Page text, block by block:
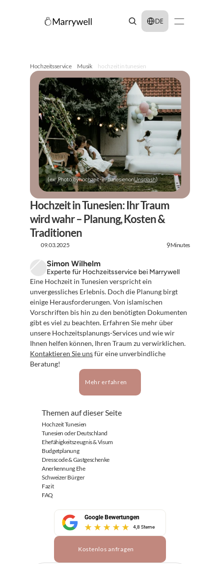
Select Language
DE
Hochzeitsservice Musik hochzeit in tunesien
(ex: Photo byhochzeit-in-tunesienonUnsplash)
Hochzeit in Tunesien: Ihr Traum
wird wahr – Planung, Kosten &
Traditionen
09.03.2025 9Minutes
Simon Wilhelm
Experte für Hochzeitsservice bei Marrywell
Eine Hochzeit in Tunesien verspricht ein
unvergessliches Erlebnis. Doch die Planung birgt
einige Herausforderungen. Von islamischen
Vorschriften bis hin zu den benötigten Dokumenten
gibt es viel zu beachten. Erfahren Sie mehr über
unsere Hochzeitsplanungs-Services und wie wir
Kontaktieren Sie uns für eine unverbindliche
Beratung!
Mehr erfahren
Themen auf dieser Seite
Hochzeit Tunesien
Tunesien oder Deutschland
Ehefähigkeitszeugnis & Visum
Budgetplanung
Dresscode & Gastgeschenke
Anerkennung Ehe
Schweizer Bürger
Fazit
FAQ
Google Bewertungen
4,8 Sterne
Kostenlos anfragen